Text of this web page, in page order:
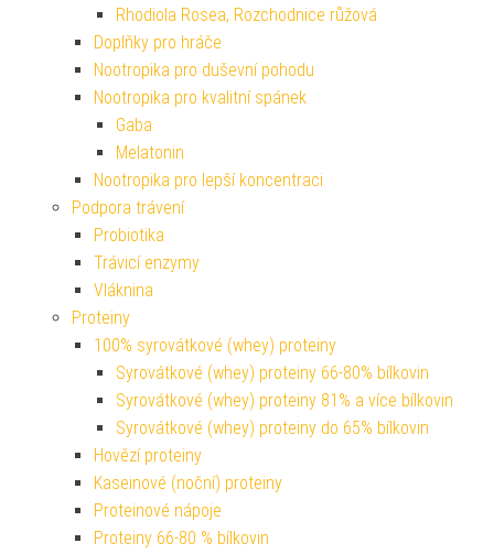
Rhodiola Rosea, Rozchodnice růžová
Doplňky pro hráče
Nootropika pro duševní pohodu
Nootropika pro kvalitní spánek
Gaba
Melatonin
Nootropika pro lepší koncentraci
Podpora trávení
Probiotika
Trávicí enzymy
Vláknina
Proteiny
100% syrovátkové (whey) proteiny
Syrovátkové (whey) proteiny 66-80% bílkovin
Syrovátkové (whey) proteiny 81% a více bílkovin
Syrovátkové (whey) proteiny do 65% bílkovin
Hovězí proteiny
Kaseinové (noční) proteiny
Proteinové nápoje
Proteiny 66-80 % bílkovin